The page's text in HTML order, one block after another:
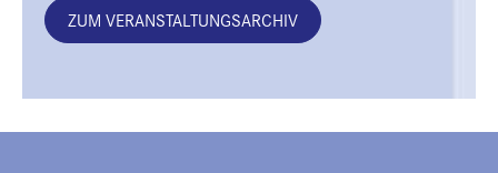
ZUM VERANSTALTUNGSARCHIV